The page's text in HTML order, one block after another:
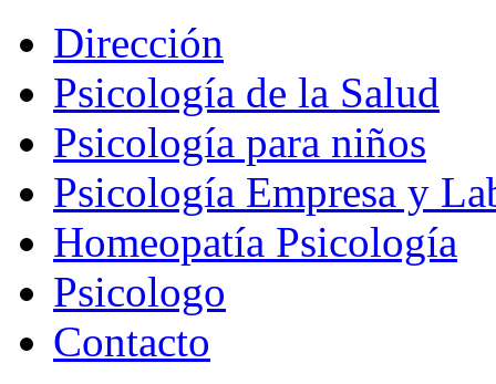
Dirección
Psicología de la Salud
Psicología para niños
Psicología Empresa y
Homeopatía Psicología
Psicologo
Contacto